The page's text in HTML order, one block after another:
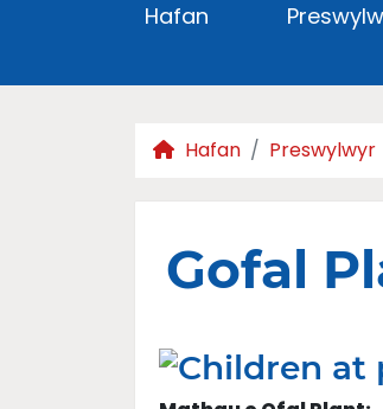
Hafan
Hafan Preswylwyr
Gofal